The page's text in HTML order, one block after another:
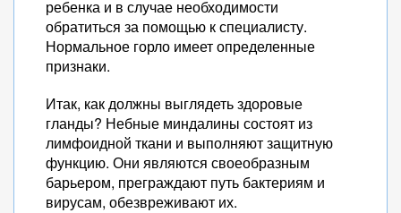
ребенка и в случае необходимости
обратиться за помощью к специалисту.
Нормальное горло имеет определенные
признаки.
Итак, как должны выглядеть здоровые
гланды? Небные миндалины состоят из
лимфоидной ткани и выполняют защитную
функцию. Они являются своеобразным
барьером, преграждают путь бактериям и
вирусам, обезвреживают их.